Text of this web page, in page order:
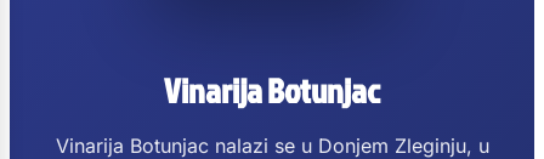
Vinarija Botunjac
Vinarija Botunjac nalazi se u Donjem Zleginju, u